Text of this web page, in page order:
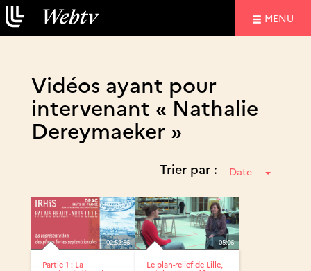
MENU
Vidéos ayant pour
intervenant « Nathalie
Dereymaeker »
Trier par : Date
02:52:56
Partie 1 : La
05:06
Le plan-relief de Lille,